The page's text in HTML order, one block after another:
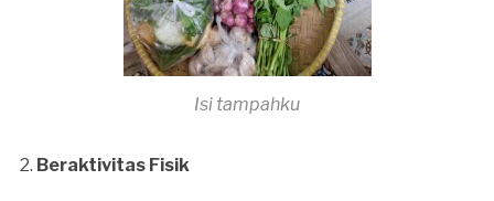
Isi tampahku
2. Beraktivitas Fisik